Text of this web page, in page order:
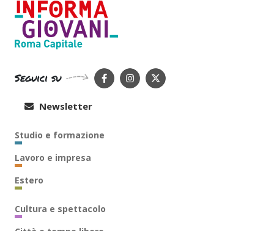
Seguici su
Newsletter
Studio e formazione
Lavoro e impresa
Estero
Cultura e spettacolo